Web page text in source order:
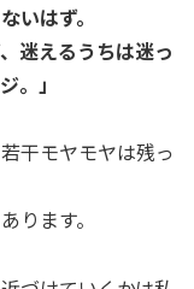
いはず。
迷えるうちは迷っ
。」
干モヤモヤは残っ
ります。